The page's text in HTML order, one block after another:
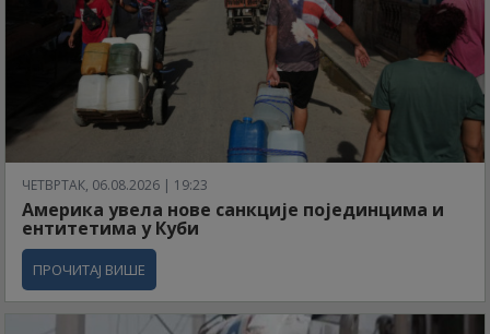
ЧЕТВРТАК, 06.08.2026 | 19:23
Америка увела нове санкције појединцима и
ентитетима у Куби
ПРОЧИТАЈ ВИШЕ